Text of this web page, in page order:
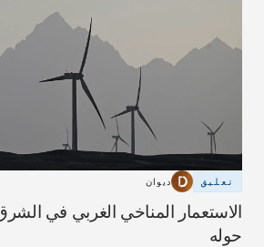
تعليق ديوان
الاستعمار المناخي الغربي في
حوله